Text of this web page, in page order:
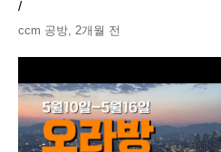
/
ccm 공방 2개월 전